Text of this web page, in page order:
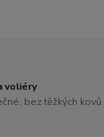
voliéry
bez těžkých kovů